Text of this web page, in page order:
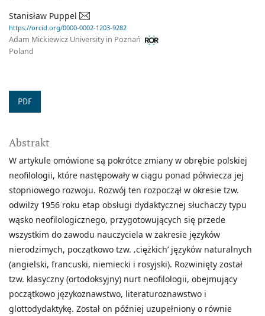
Stanisław Puppel
https://orcid.org/0000-0002-1203-9282
Adam Mickiewicz University in Poznań
Poland
PDF
Abstrakt
W artykule omówione są pokrótce zmiany w obrębie polskiej
neofilologii, które następowały w ciągu ponad półwiecza jej
stopniowego rozwoju. Rozwój ten rozpoczął w okresie tzw.
odwilży 1956 roku etap obsługi dydaktycznej słuchaczy typu
wąsko neofilologicznego, przygotowujących się przede
wszystkim do zawodu nauczyciela w zakresie języków
nierodzimych, początkowo tzw. ‚ciężkich’ języków naturalnych
(angielski, francuski, niemiecki i rosyjski). Rozwinięty został
tzw. klasyczny (ortodoksyjny) nurt neofilologii, obejmujący
początkowo językoznawstwo, literaturoznawstwo i
glottodydaktykę. Został on później uzupełniony o równie